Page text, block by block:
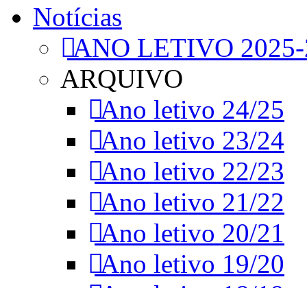
Notícias
ANO LETIVO
ARQUIVO
Ano letivo 24/25
Ano letivo 23/24
Ano letivo 22/23
Ano letivo 21/22
Ano letivo 20/21
Ano letivo 19/20